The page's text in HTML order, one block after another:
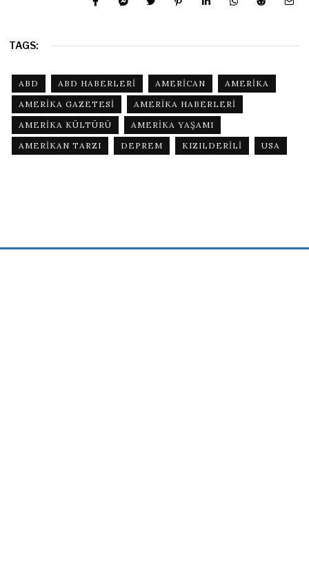
TAGS:
ABD ABD HABERLERI AMERICAN
AMERIKA
AMERIKA GAZETESI
AMERIKA HABERLERI
AMERIKA KÜLTÜRÜ
AMERIKA YAŞAMI
AMERIKAN TARZI
DEPREM KIZILDERILI USA